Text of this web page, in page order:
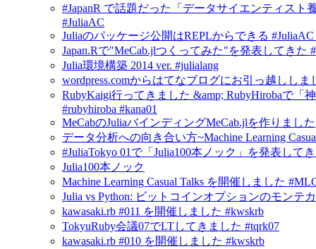
#JapanR で話題だった「データサイエンティス
#JuliaAC
Juliaのパッケージ公開はREPLからできる #JuliaAC
Japan.Rで"MeCab.jlつくってみた"を発表してきた
Julia環境構築 2014 ver. #julialang
wordpress.comからはてなブログにお引っ越ししま
RubyKaigi行ってきました &amp; RubyHirobaで「
#rubyhiroba #kana01
MeCabのJuliaバインディングMeCab.jlを作りました
データ分析への向き合い方~Machine Learning
#JuliaTokyo 01で「Julia100本ノック」を発表して
Julia100本ノック
Machine Learning Casual Talks を開催しました
Julia vs Python: ビットコインオプションのモンテ
kawasaki.rb #011 を開催しました #kwskrb
TokyuRuby会議07でLTしてきました #tqrk07
kawasaki.rb #010 を開催しました #kwskrb